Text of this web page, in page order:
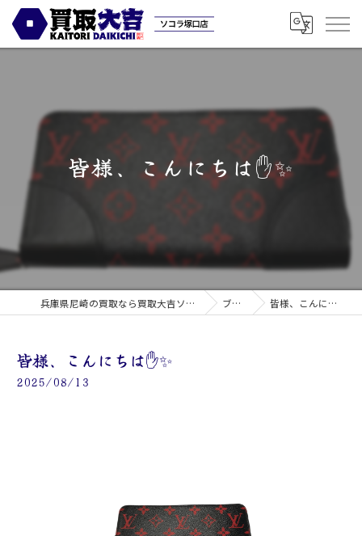
皆様、こんにちは✋✨
兵庫県尼崎の買取なら買取大吉ソコラ塚口店 ブログ 皆様、こんにちは✋✨
皆様、こんにちは✋✨
2025/08/13